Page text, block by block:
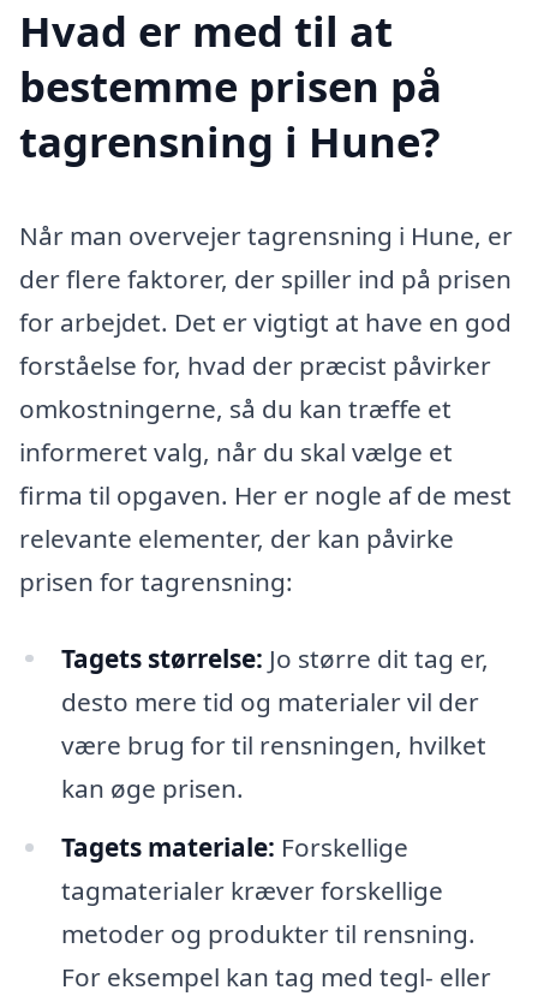
Hvad er med til at
bestemme prisen på
tagrensning i Hune?
Når man overvejer tagrensning i Hune, er
der flere faktorer, der spiller ind på prisen
for arbejdet. Det er vigtigt at have en god
forståelse for, hvad der præcist påvirker
omkostningerne, så du kan træffe et
informeret valg, når du skal vælge et
firma til opgaven. Her er nogle af de mest
relevante elementer, der kan påvirke
prisen for tagrensning:
Tagets størrelse: Jo større dit tag er,
desto mere tid og materialer vil der
være brug for til rensningen, hvilket
kan øge prisen.
Tagets materiale: Forskellige
tagmaterialer kræver forskellige
metoder og produkter til rensning.
For eksempel kan tag med tegl- eller